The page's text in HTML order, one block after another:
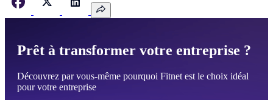
Prêt à transformer votre entreprise ?
Découvrez par vous-même pourquoi Fitnet est le choix idéal
pour votre entreprise